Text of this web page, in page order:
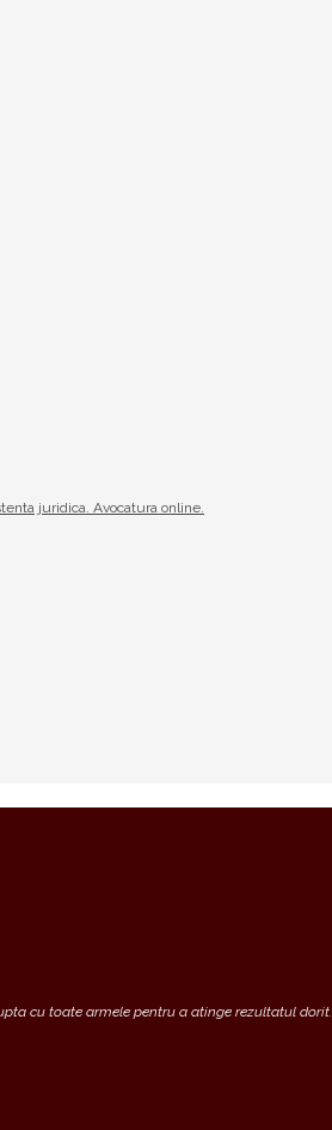
juridica. Avocatura online.
cu toate armele pentru a atinge rezultatul dorit.